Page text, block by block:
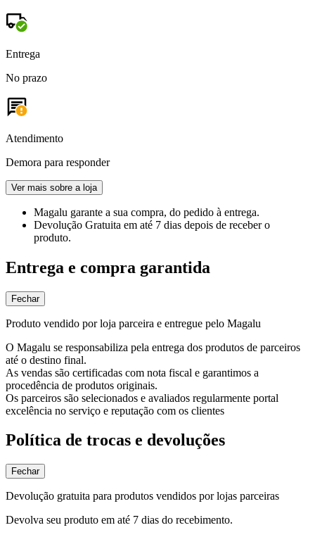
Entrega
No prazo
Atendimento
Demora para responder
Ver mais sobre a loja
Magalu garante a sua compra, do pedido à entrega.
Devolução Gratuita em até 7 dias depois de receber o
produto.
Entrega e compra garantida
Fechar
Produto vendido por loja parceira e entregue pelo Magalu
O Magalu se responsabiliza pela entrega dos produtos de parceiros
até o destino final.
As vendas são certificadas com nota fiscal e garantimos a
procedência de produtos originais.
Os parceiros são selecionados e avaliados regularmente portal
excelência no serviço e reputação com os clientes
Política de trocas e devoluções
Fechar
Devolução gratuita para produtos vendidos por lojas parceiras
Devolva seu produto em até 7 dias do recebimento.